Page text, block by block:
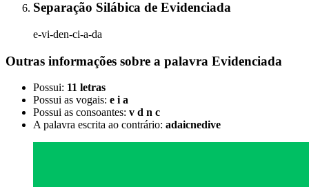
Separação Silábica de Evidenciada
e-vi-den-ci-a-da
Outras informações sobre a palavra Evidenciada
Possui: 11 letras
Possui as vogais: e i a
Possui as consoantes: v d n c
A palavra escrita ao contrário: adaicnedive